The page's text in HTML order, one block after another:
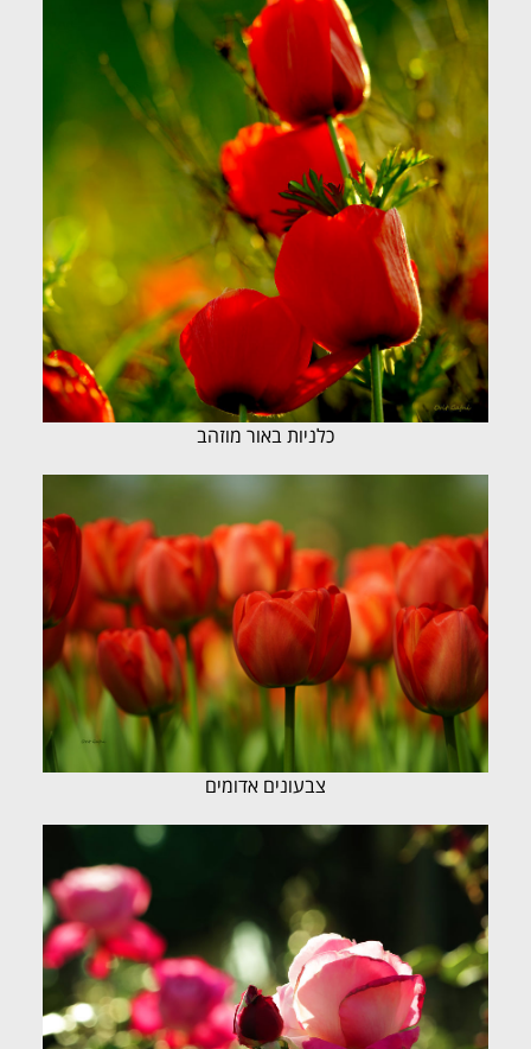
כלניות באור מוזהב
צבעונים אדומים